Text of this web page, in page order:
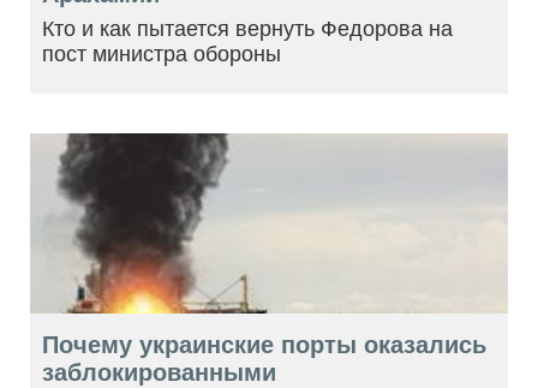
Кто и как пытается вернуть Федорова на
пост министра обороны
Почему украинские порты оказались
заблокированными